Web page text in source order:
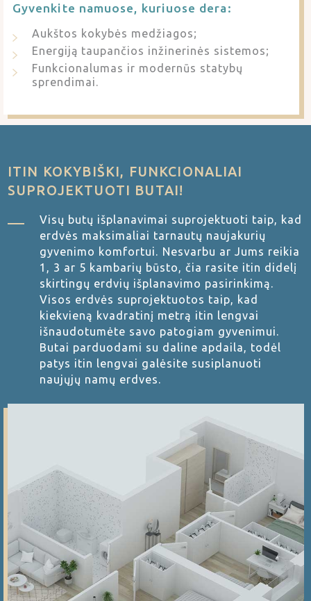
Gyvenkite namuose, kuriuose dera:
Aukštos kokybės medžiagos;
Energiją taupančios inžinerinės sistemos;
Funkcionalumas ir modernūs statybų
sprendimai.
ITIN KOKYBIŠKI, FUNKCIONALIAI
SUPROJEKTUOTI BUTAI!
Visų butų išplanavimai suprojektuoti taip, kad
erdvės maksimaliai tarnautų naujakurių
gyvenimo komfortui. Nesvarbu ar Jums reikia
1, 3 ar 5 kambarių būsto, čia rasite itin didelį
skirtingų erdvių išplanavimo pasirinkimą.
Visos erdvės suprojektuotos taip, kad
kiekvieną kvadratinį metrą itin lengvai
išnaudotumėte savo patogiam gyvenimui.
Butai parduodami su daline apdaila, todėl
patys itin lengvai galėsite susiplanuoti
naujųjų namų erdves.